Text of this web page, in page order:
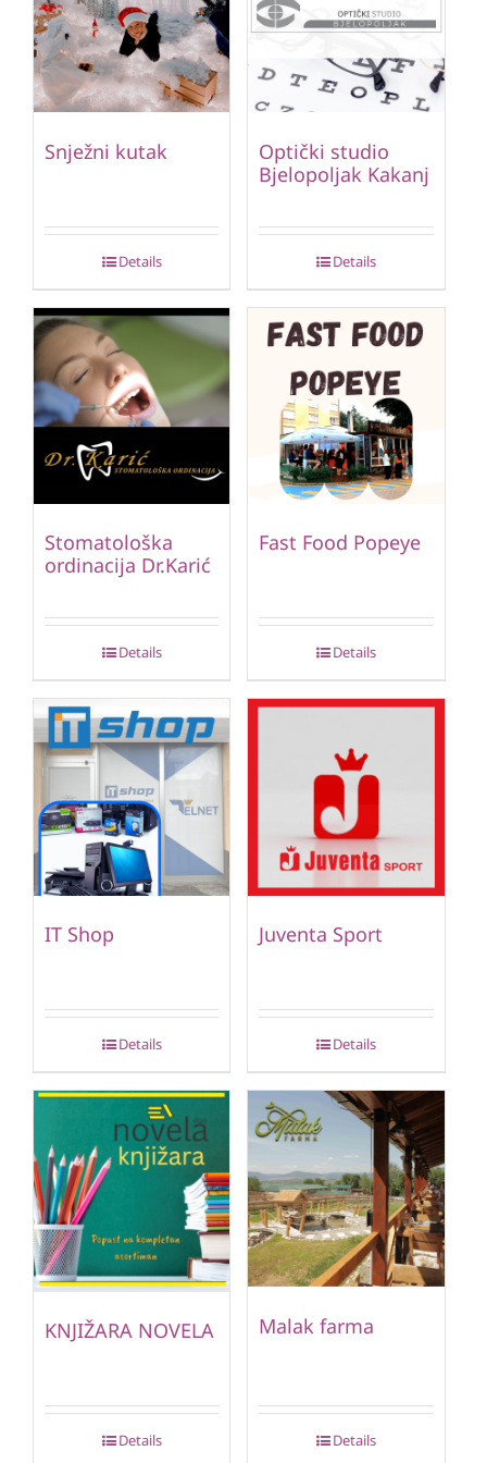
Snježni kutak
Details
Optički studio
Bjelopoljak Kakanj
Details
Stomatološka
ordinacija Dr.Karić
Details
Fast Food Popeye
Details
IT Shop
Details
Juventa Sport
Details
KNJIŽARA NOVELA
Details
Malak farma
Details